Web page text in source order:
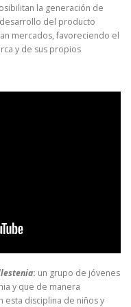
la generación de
del producto
mercados, favoreciendo el
y de sus propios
: un grupo de jóvenes
y que de manera
esta disciplina de niños y